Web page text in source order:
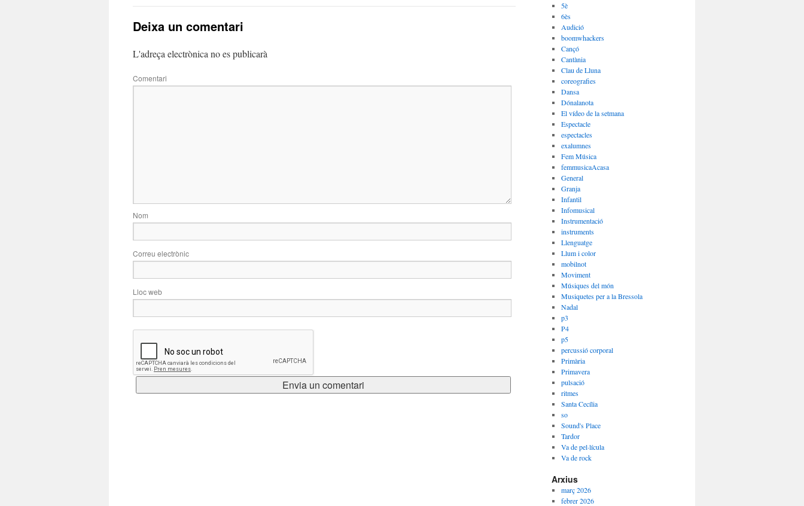
Deixa un comentari
L'adreça electrònica no es publicarà
Comentari
Nom
Correu electrònic
Lloc web
5è
6ès
Audició
boomwhackers
Cançó
Cantània
Clau de Lluna
coreografies
Dansa
Dónalanota
El vídeo de la setmana
Espectacle
espectacles
exalumnes
Fem Música
femmusicaAcasa
General
Granja
Infantil
Infomusical
Instrumentació
instruments
Llenguatge
Llum i color
mobilnot
Moviment
Músiques del món
Musiquetes per a la Bressola
Nadal
p3
P4
p5
percussió corporal
Primària
Primavera
pulsació
ritmes
Santa Cecília
so
Sound's Place
Tardor
Va de pel·lícula
Va de rock
Arxius
març 2026
febrer 2026